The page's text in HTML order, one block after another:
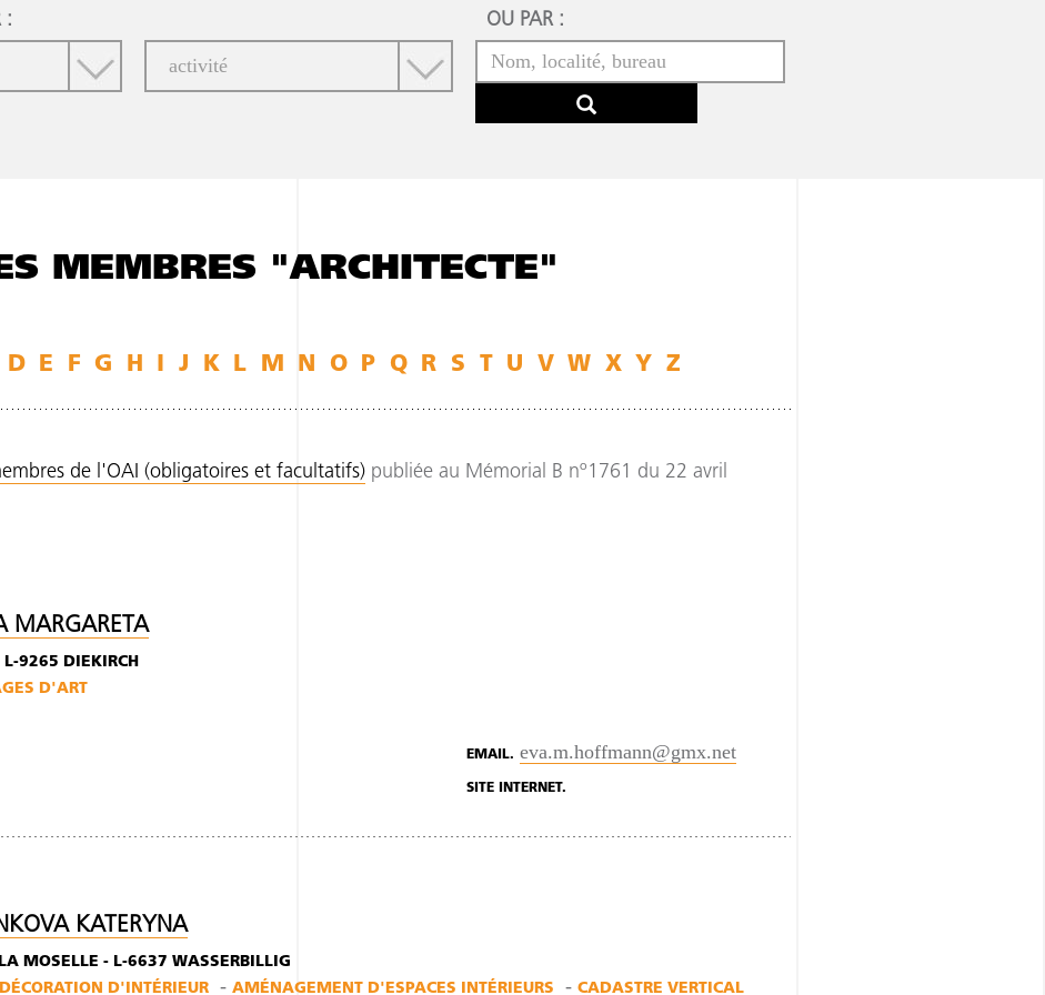
: OU PAR :
MEMBRES "ARCHITECTE"
D E F G H J K L M N O P Q R S T U V W X Y Z
de l'OAI (obligatoires et facultatifs) publiée au Mémorial B nº1761 du 22 avril
MARGARETA
L-9265 DIEKIRCH
D'ART
EMAIL. eva.m.hoffmann@gmx.net
SITE INTERNET.
KATERYNA
MOSELLE - L-6637 WASSERBILLIG
D'INTÉRIEUR
AMÉNAGEMENT D'ESPACES INTÉRIEURS CADASTRE VERTICAL